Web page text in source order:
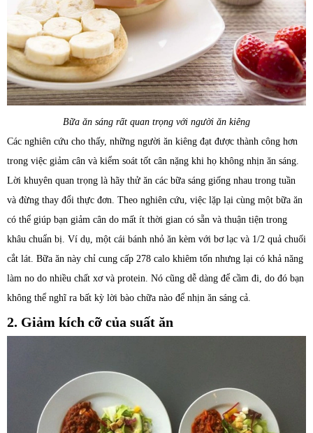
Bữa ăn sáng rất quan trọng với người ăn kiêng
Các nghiên cứu cho thấy, những người ăn kiêng đạt được thành công hơn
trong việc giảm cân và kiểm soát tốt cân nặng khi họ không nhịn ăn sáng.
Lời khuyên quan trọng là hãy thử ăn các bữa sáng giống nhau trong tuần
và đừng thay đổi thực đơn. Theo nghiên cứu, việc lặp lại cùng một bữa ăn
có thể giúp bạn giảm cân do mất ít thời gian có sẵn và thuận tiện trong
khâu chuẩn bị. Ví dụ, một cái bánh nhỏ ăn kèm với bơ lạc và 1/2 quả chuối
cắt lát. Bữa ăn này chỉ cung cấp 278 calo khiêm tốn nhưng lại có khả năng
làm no do nhiều chất xơ và protein. Nó cũng dễ dàng để cầm đi, do đó bạn
không thể nghĩ ra bất kỳ lời bào chữa nào để nhịn ăn sáng cả.
2. Giảm kích cỡ của suất ăn